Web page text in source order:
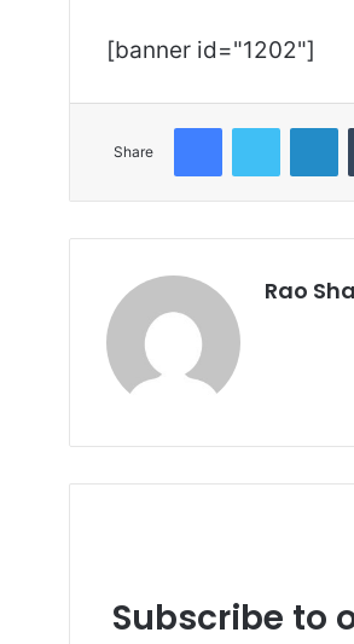
[banner id="1202"]
Share
FacebookTwitter
Rao
Subscribe to